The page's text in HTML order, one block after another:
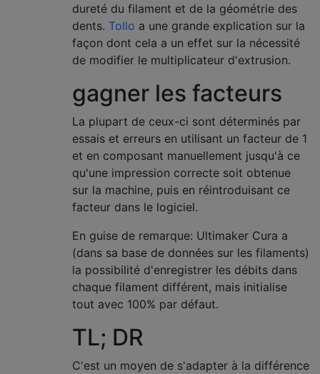
dureté du filament et de la géométrie des
dents. Tollo a une grande explication sur la
façon dont cela a un effet sur la nécessité
de modifier le multiplicateur d'extrusion.
gagner les facteurs
La plupart de ceux-ci sont déterminés par
essais et erreurs en utilisant un facteur de 1
et en composant manuellement jusqu'à ce
qu'une impression correcte soit obtenue
sur la machine, puis en réintroduisant ce
facteur dans le logiciel.
En guise de remarque: Ultimaker Cura a
(dans sa base de données sur les filaments)
la possibilité d'enregistrer les débits dans
chaque filament différent, mais initialise
tout avec 100% par défaut.
TL; DR
C'est un moyen de s'adapter à la différence